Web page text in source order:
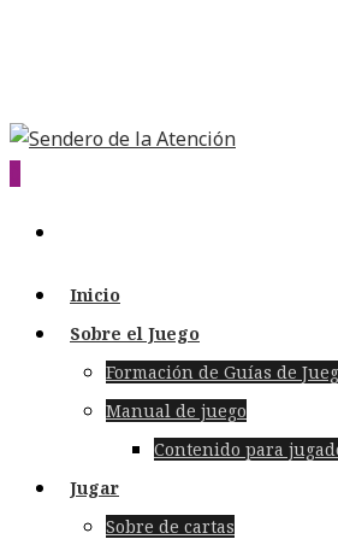
Inicio
Sobre el Juego
Formación de Guías de
Manual de juego
Contenido para
Jugar
Sobre de cartas